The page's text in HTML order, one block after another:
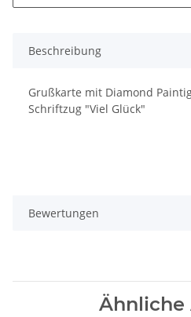
Beschreibung
Grußkarte mit Diamond
Schriftzug "Viel Glück"
Bewertungen
Ähnliche